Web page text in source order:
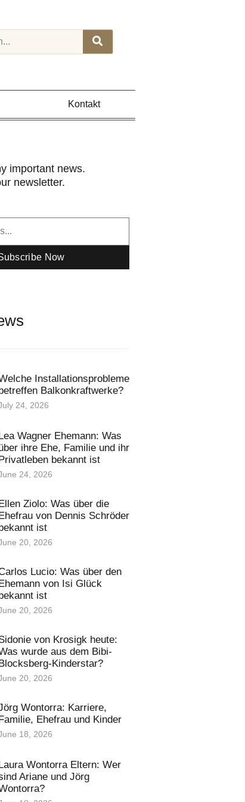
Kontakt
important news.
newsletter.
Now
Installationsprobleme
betreffen Balkonkraftwerke?
24, 2026
Lea Wagner Ehemann: Was
ihre Ehe, Familie und ihr
Privatleben bekannt ist
24, 2026
Ellen Ziolo: Was über die
Ehefrau von Dennis Schröder
bekannt ist
20, 2026
Lucio: Was über den
Ehemann von Isi Glück
bekannt ist
20, 2026
von Krosigk heute:
wurde aus dem Bibi-
Blocksberg-Kinderstar?
20, 2026
Wontorra: Karriere,
Familie, Ehefrau und Kinder
18, 2026
Laura Wontorra Eltern: Wer
Ariane und Jörg